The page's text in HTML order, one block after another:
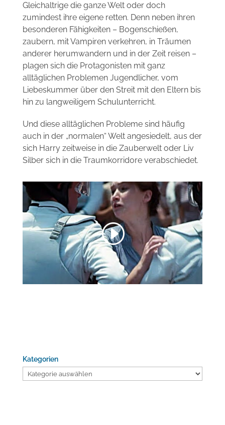
Gleichaltrige die ganze Welt oder doch
zumindest ihre eigene retten. Denn neben ihren
besonderen Fähigkeiten – Bogenschießen,
zaubern, mit Vampiren verkehren, in Träumen
anderer herumwandern und in der Zeit reisen –
plagen sich die Protagonisten mit ganz
alltäglichen Problemen Jugendlicher, vom
Liebeskummer über den Streit mit den Eltern bis
hin zu langweiligem Schulunterricht.
Und diese alltäglichen Probleme sind häufig
auch in der „normalen“ Welt angesiedelt, aus der
sich Harry zeitweise in die Zauberwelt oder Liv
Silber sich in die Traumkorridore verabschiedet.
Sie sehen gerade einen Platzhalterinhalt von
Standard
. Um auf den eigentlichen Inhalt
zuzugreifen, klicken Sie auf den Button unten.
Bitte beachten Sie, dass dabei Daten an
Drittanbieter weitergegeben werden.
Inhalt entsperren
Weitere Informationen
Kategorien
Kategorien